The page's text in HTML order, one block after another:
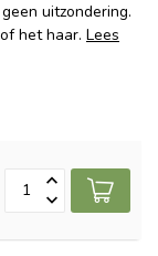
uitzondering.
het haar. Lees